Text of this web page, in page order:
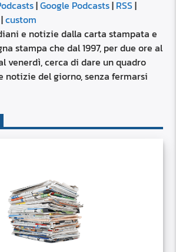
|Google Podcasts| RSS|
|custom
e notizie dalla carta stampata e
stampa che dal 1997, per due ore al
venerdì, cerca di dare un quadro
notizie del giorno, senza fermarsi